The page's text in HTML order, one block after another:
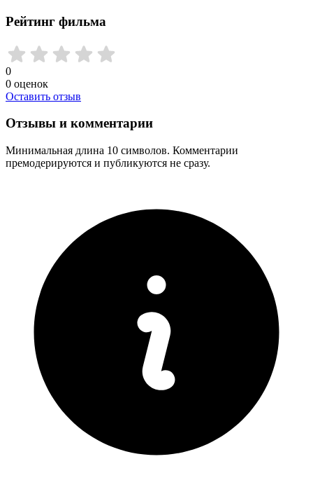
Рейтинг фильма
0
0 оценок
Оставить отзыв
Отзывы и комментарии
Минимальная длина 10 символов. Комментарии
премодерируются и публикуются не сразу.